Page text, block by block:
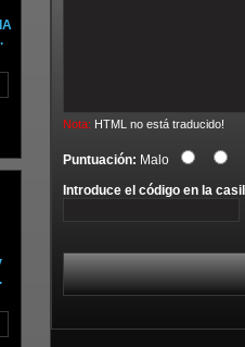
Nota: HTML no está traducido!
Puntuación: Malo
Introduce el código en la